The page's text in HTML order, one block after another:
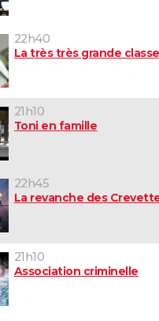
22h40
La très très grande classe
21h10
Toni en famille
22h45
La revanche des
21h10
Association criminelle